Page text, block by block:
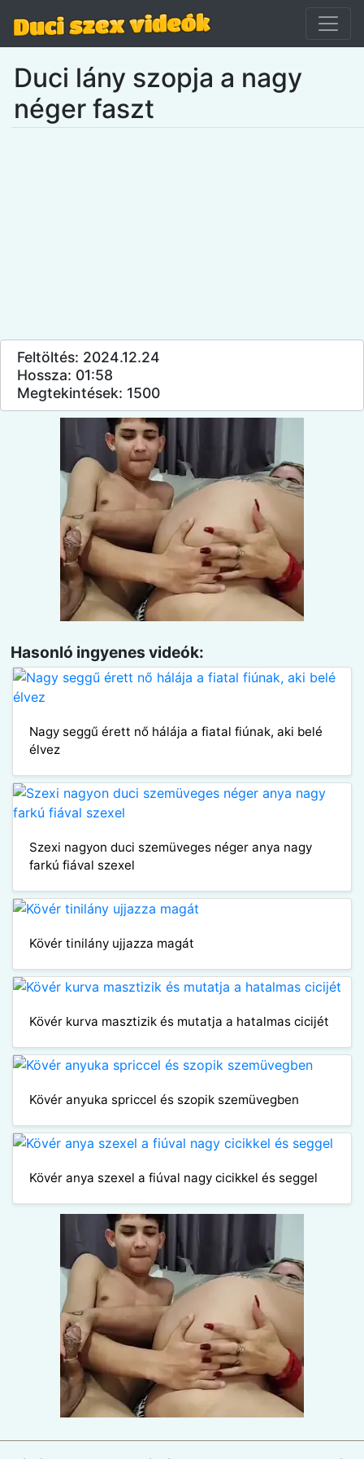
Duci lány szopja a nagy
néger faszt
Feltöltés: 2024.12.24
Hossza: 01:58
Megtekintések: 1500
Hasonló ingyenes videók:
Nagy seggű érett nő hálája a fiatal fiúnak, aki belé
élvez
Szexi nagyon duci szemüveges néger anya nagy
farkú fiával szexel
Kövér tinilány ujjazza magát
Kövér kurva masztizik és mutatja a hatalmas cicijét
Kövér anyuka spriccel és szopik szemüvegben
Kövér anya szexel a fiúval nagy cicikkel és seggel